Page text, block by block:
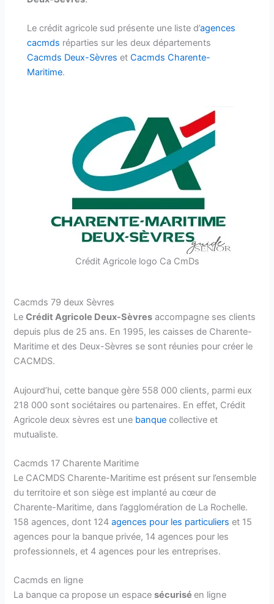
Le crédit agricole sud présente une liste d’agences
cacmds réparties sur les deux départements
Cacmds Deux-Sèvres etCacmds Charente-
Maritime.
Crédit Agricole logo Ca CmDs
Cacmds 79 deux Sèvres
LeCrédit Agricole Deux-Sèvres accompagne ses clients
depuis plus de 25 ans. En 1995, les caisses de Charente-
Maritime et des Deux-Sèvres se sont réunies pour créer le
CACMDS.
Aujourd’hui, cette banque gère 558 000 clients, parmi eux
218 000 sont sociétaires ou partenaires. En effet, Crédit
Agricole deux sèvres est une banque collective et
mutualiste.
Cacmds 17 Charente Maritime
Le CACMDS Charente-Maritime est présent sur l’ensemble
du territoire et son siège est implanté au cœur de
Charente-Maritime, dans l’agglomération de La Rochelle.
158 agences, dont 124agences pour les particuliers et 15
agences pour la banque privée, 14 agences pour les
professionnels, et 4 agences pour les entreprises.
Cacmds en ligne
La banque ca propose un espacesécuriséen ligne